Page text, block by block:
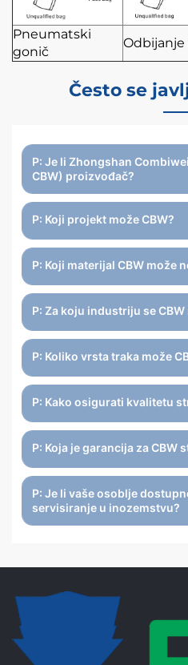
Pneumatski
gonič
Odbijanje
Često se
P: Je li Zhongshan
CBW) proizvođač?
P: Koji projekt može CBW?
P: Koji materijal CBW može
P: Za koju industriju se
P: Koliko vrsta traka može
P: Kako osigurati kvalitetu
P: Koja je garancija za CBW
P: Je li vaše osoblje
servisiranje u inozemstvu?